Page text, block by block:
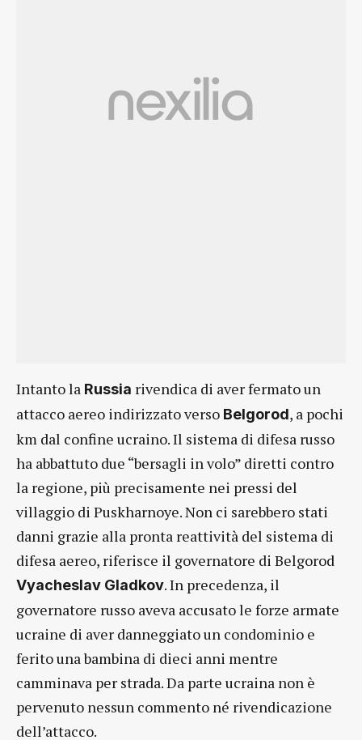
Intanto la Russia rivendica di aver fermato un
attacco aereo indirizzato verso Belgorod, a pochi
km dal confine ucraino. Il sistema di difesa russo
ha abbattuto due “bersagli in volo” diretti contro
la regione, più precisamente nei pressi del
villaggio di Puskharnoye. Non ci sarebbero stati
danni grazie alla pronta reattività del sistema di
difesa aereo, riferisce il governatore di Belgorod
Vyacheslav Gladkov. In precedenza, il
governatore russo aveva accusato le forze armate
ucraine di aver danneggiato un condominio e
ferito una bambina di dieci anni mentre
camminava per strada. Da parte ucraina non è
pervenuto nessun commento né rivendicazione
dell’attacco.